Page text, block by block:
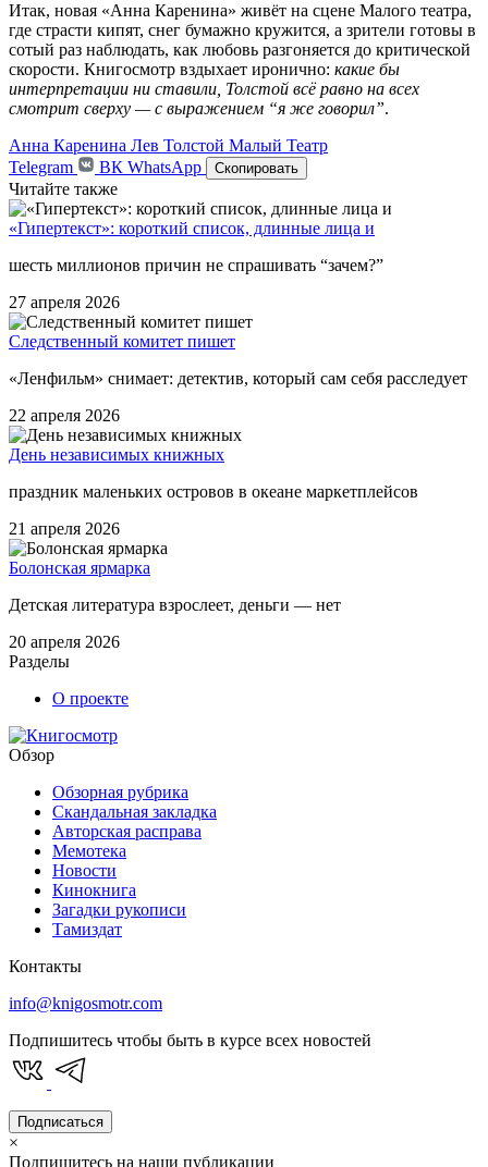
Итак, новая «Анна Каренина» живёт на сцене Малого театра,
где страсти кипят, снег бумажно кружится, а зрители готовы в
сотый раз наблюдать, как любовь разгоняется до критической
скорости. Книгосмотр вздыхает иронично: какие бы
интерпретации ни ставили, Толстой всё равно на всех
смотрит сверху — с выражением “я же говорил”.
Анна Каренина Лев Толстой Малый Театр
Telegram
ВК WhatsApp Скопировать
Читайте также
«Гипертекст»: короткий список, длинные лица и
шесть миллионов причин не спрашивать “зачем?”
27 апреля 2026
Следственный комитет пишет
«Ленфильм» снимает: детектив, который сам себя расследует
22 апреля 2026
День независимых книжных
праздник маленьких островов в океане маркетплейсов
21 апреля 2026
Болонская ярмарка
Детская литература взрослеет, деньги — нет
20 апреля 2026
Разделы
О проекте
Обзор
Обзорная рубрика
Скандальная закладка
Авторская расправа
Мемотека
Новости
Кинокнига
Загадки рукописи
Тамиздат
Контакты
info@knigosmotr.com
Подпишитесь чтобы быть в курсе всех новостей
Подписаться
×
Подпишитесь на наши публикации